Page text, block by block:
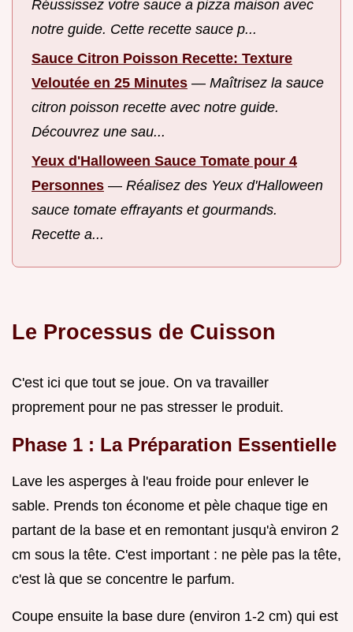
Réussissez votre sauce a pizza maison avec
notre guide. Cette recette sauce p...
Sauce Citron Poisson Recette: Texture
Veloutée en 25 Minutes — Maîtrisez la sauce
citron poisson recette avec notre guide.
Découvrez une sau...
Yeux d'Halloween Sauce Tomate pour 4
Personnes — Réalisez des Yeux d'Halloween
sauce tomate effrayants et gourmands.
Recette a...
Le Processus de Cuisson
C'est ici que tout se joue. On va travailler
proprement pour ne pas stresser le produit.
Phase 1 : La Préparation Essentielle
Lave les asperges à l'eau froide pour enlever le
sable. Prends ton économe et pèle chaque tige en
partant de la base et en remontant jusqu'à environ 2
cm sous la tête. C'est important : ne pèle pas la tête,
c'est là que se concentre le parfum.
Coupe ensuite la base dure (environ 1-2 cm) qui est